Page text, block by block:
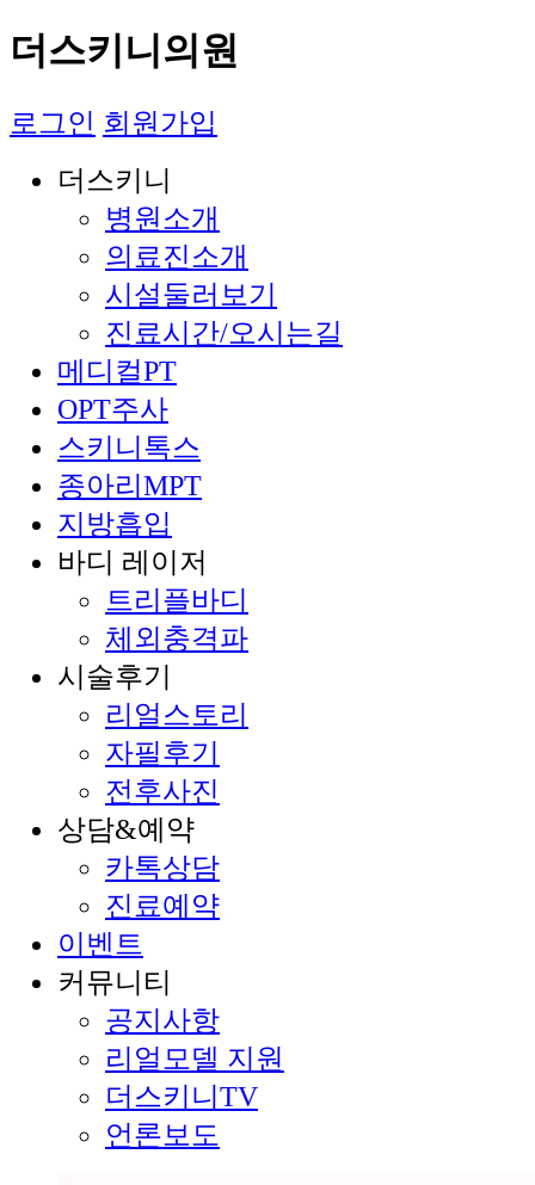
더스키니의원
로그인 회원가입
더스키니
병원소개
의료진소개
시설둘러보기
진료시간/오시는길
메디컬PT
OPT주사
스키니톡스
종아리MPT
지방흡입
바디 레이저
트리플바디
체외충격파
시술후기
리얼스토리
자필후기
전후사진
상담&예약
카톡상담
진료예약
이벤트
커뮤니티
공지사항
리얼모델 지원
더스키니TV
언론보도